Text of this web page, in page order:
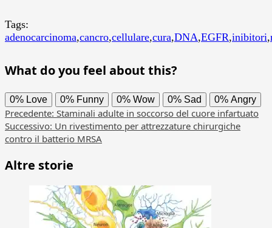
Tags:
adenocarcinoma,cancro,cellulare,cura,DNA,EGFR,inibitori,
What do you feel about this?
0% Love 0% Funny 0% Wow 0% Sad 0% Angry
Navigazione
articolo
Precedente: Staminali adulte in soccorso del cuore infartuato
Successivo: Un rivestimento per attrezzature chirurgiche
contro il batterio MRSA
Altre storie